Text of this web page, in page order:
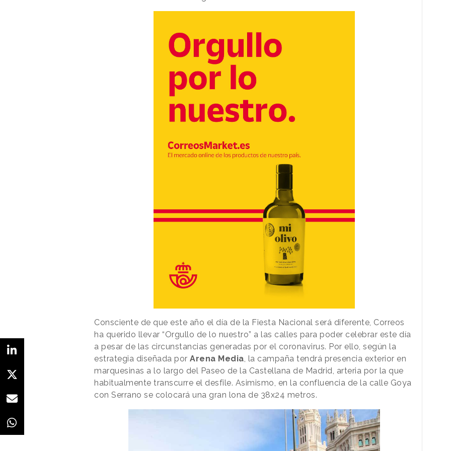
Consciente de que este año el día de la Fiesta Nacional será diferente, Correos
ha querido llevar “Orgullo de lo nuestro” a las calles para poder celebrar este día
a pesar de las circunstancias generadas por el coronavirus. Por ello, según la
estrategia diseñada por Arena Media, la campaña tendrá presencia exterior en
marquesinas a lo largo del Paseo de la Castellana de Madrid, arteria por la que
habitualmente transcurre el desfile. Asimismo, en la confluencia de la calle Goya
con Serrano se colocará una gran lona de 38x24 metros.